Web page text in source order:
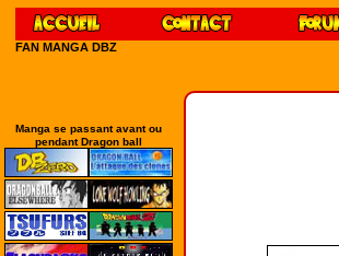
FAN MANGA DBZ
Manga se passant avant ou
pendant Dragon ball